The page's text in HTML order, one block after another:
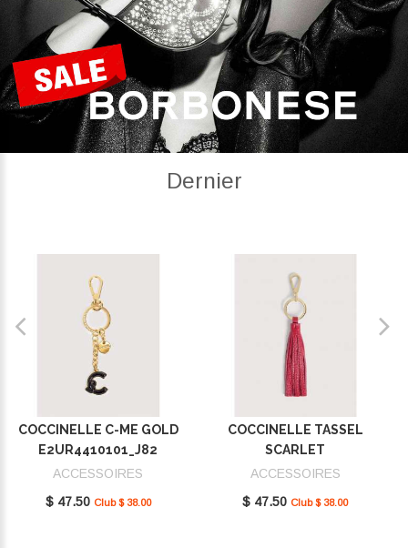
Dernier
COCCINELLE C-ME GOLD
E2UR4410101_J82
ACCESSOIRES
$ 47.50 Club $ 38.00
COCCINELLE TASSEL
SCARLET
E2MU0410101_R02
ACCESSOIRES
$ 47.50 Club $ 38.00